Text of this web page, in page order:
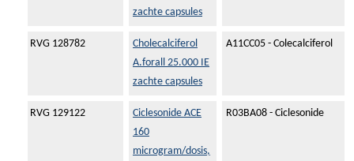
zachte capsules
RVG 128782
Cholecalciferol
A.forall 25.000 IE
zachte capsules
A11CC05 - Colecalciferol
RVG 129122
Ciclesonide ACE
160
microgram/dosis,
R03BA08 - Ciclesonide